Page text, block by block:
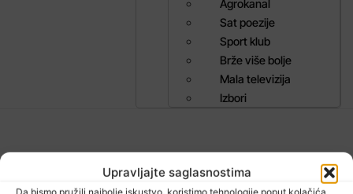
Upravljajte saglasnostima
Agrokanal
Sat poezije
Sport klub
Brže više bolje
Mala televizija
Izbori